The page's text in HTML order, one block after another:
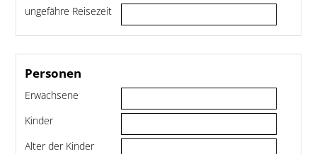
ungefähre Reisezeit
Personen
Erwachsene
Kinder
Alter der Kinder